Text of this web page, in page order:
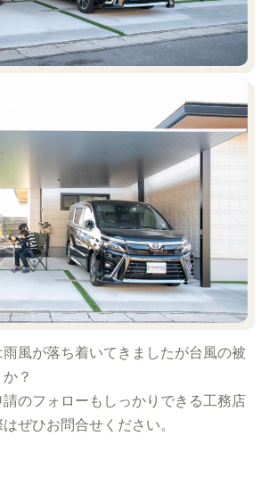
風が落ち着いてきましたが台風の被
？
のフォローもしっかりできる工務店
ぜひお問合せください。